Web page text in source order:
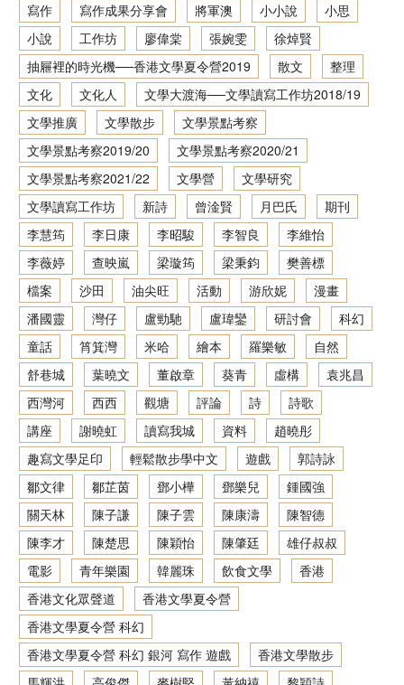
寫作
寫作成果分享會 將軍澳 小小說
小思
小說
工作坊 廖偉棠 張婉雯
徐焯賢
抽屜裡的時光機──香港文學夏令營2019
散文
整理
文化
文化人
文學大渡海──文學讀寫工作坊2018/19
文學推廣
文學散步
文學景點考察
文學景點考察2019/20
文學景點考察2020/21
文學景點考察2021/22
文學營
文學研究
文學讀寫工作坊
新詩 曾淦賢 月巴氏
期刊
李慧筠
李日康 李昭駿 李智良
李維怡
李薇婷
查映嵐 梁璇筠 梁秉鈞
樊善標
檔案
沙田 油尖旺 活動 游欣妮
漫畫
潘國靈
灣仔 盧勁馳 盧瑋鑾 研討會
科幻
童話
筲箕灣 米哈 繪本 羅樂敏
自然
舒巷城
葉曉文 董啟章 葵青 虛構
袁兆昌
西灣河
西西 觀塘 評論 詩
詩歌
講座
謝曉虹 讀寫我城 資料
趙曉彤
趣寫文學足印
輕鬆散步學中文 遊戲
郭詩詠
鄒文律
鄒芷茵 鄧小樺 鄧樂兒
鍾國強
關天林
陳子謙 陳子雲 陳康濤
陳智德
陳李才
陳楚思 陳穎怡 陳肇廷
雄仔叔叔
電影
青年樂園 韓麗珠 飲食文學
香港
香港文化眾聲道
香港文學夏令營
香港文學夏令營 科幻
香港文學夏令營 科幻 銀河 寫作 遊戲
香港文學散步